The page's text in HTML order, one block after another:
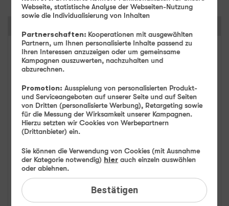
FAQ: Am häufigsten gesucht
Festnetz-Geräte
Kundendaten
Mobilfunk
BILDplus
Webseite, statistische Analyse der Webseiten-Nutzung
sowie die Individualisierung von Inhalten
Partnerschaften: Kooperationen mit ausgewählten
Partnern, um Ihnen personalisierte Inhalte passend zu
Ihren Interessen anzuzeigen oder um gemeinsame
Kampagnen auszuwerten, nachzuhalten und
abzurechnen.
Promotion: Ausspielung von personalisierten Produkt-
und Serviceangeboten auf unserer Seite und auf Seiten
von Dritten (personalisierte Werbung), Retargeting sowie
für die Messung der Wirksamkeit unserer Kampagnen.
Hierzu setzten wir Cookies von Werbepartnern
(Drittanbieter) ein.
Sie können die Verwendung von Cookies (mit Ausnahme
der Kategorie notwendig) hier auch einzeln auswählen
oder ablehnen.
Bestätigen